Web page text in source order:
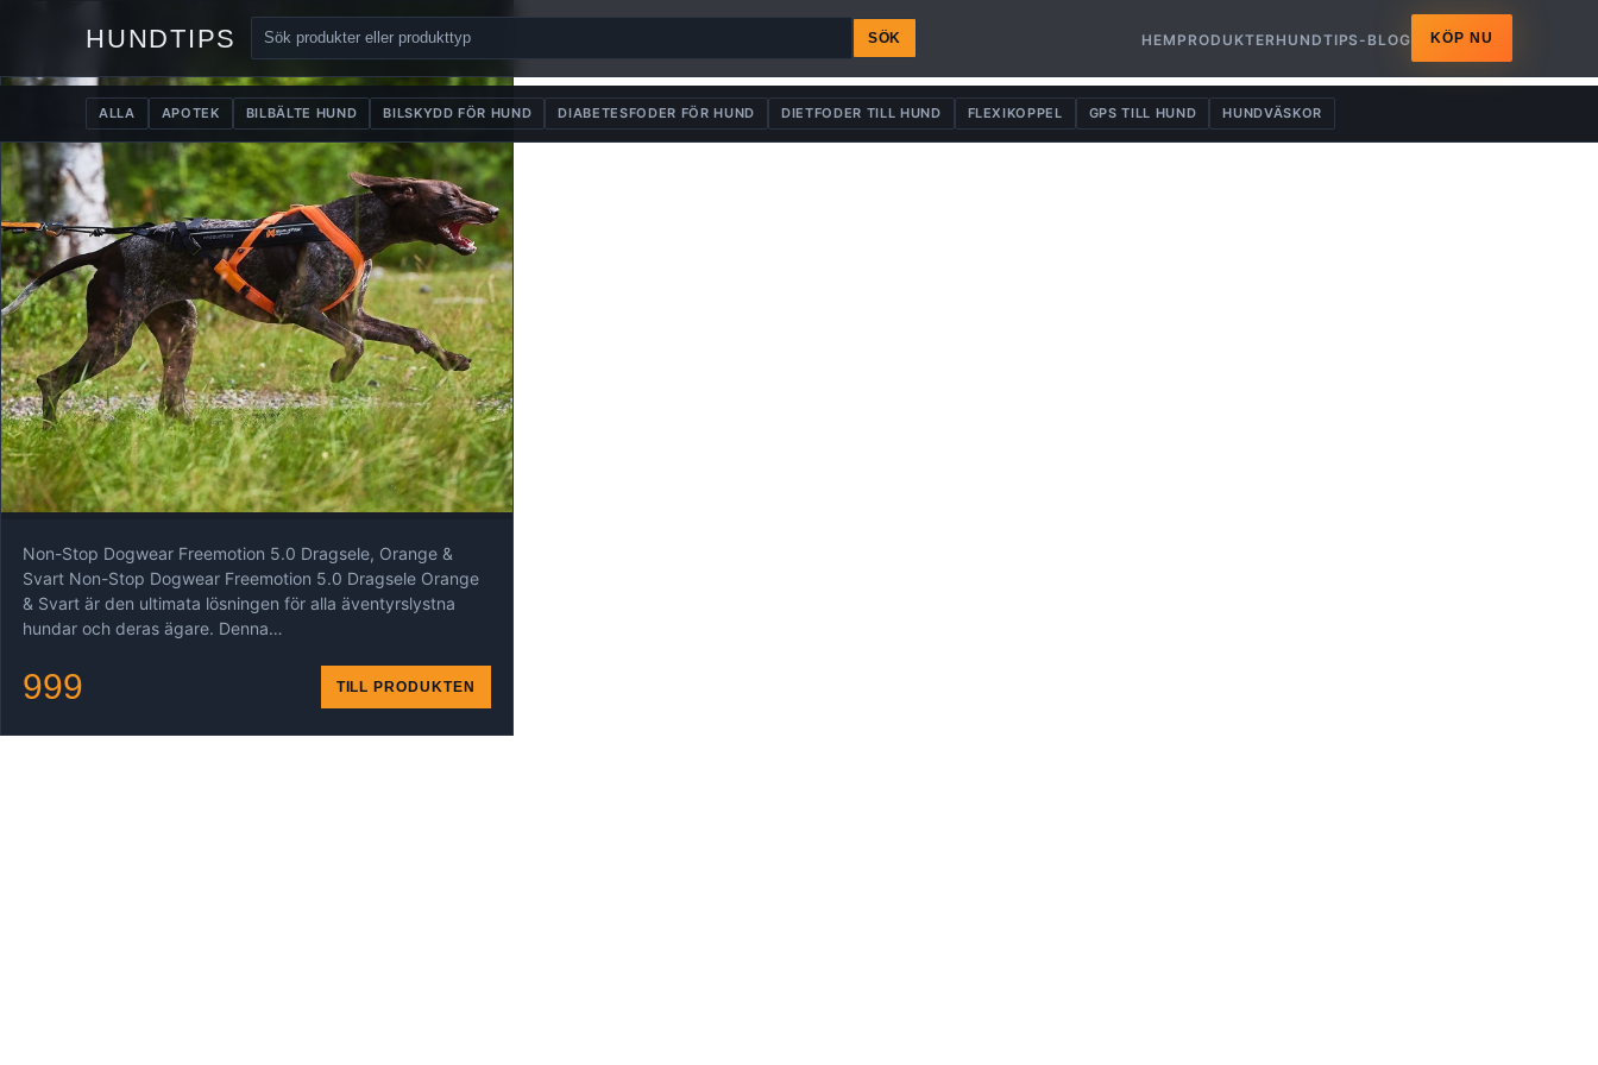
HUNDTIPS SÖK HEM PRODUKTERHUNDTIPS-BLOG KÖP NU
ALLA APOTEK BILBÄLTE HUND BILSKYDD FÖR HUND DIABETESFODER FÖR HUND DIETFODER TILL HUND FLEXIKOPPEL GPS TILL HUND HUNDVÄSKOR
Non-Stop Dogwear Freemotion 5.0 Dragsele, Orange &
Svart Non-Stop Dogwear Freemotion 5.0 Dragsele Orange
& Svart är den ultimata lösningen för alla äventyrslystna
hundar och deras ägare. Denna…
999 TILL PRODUKTEN